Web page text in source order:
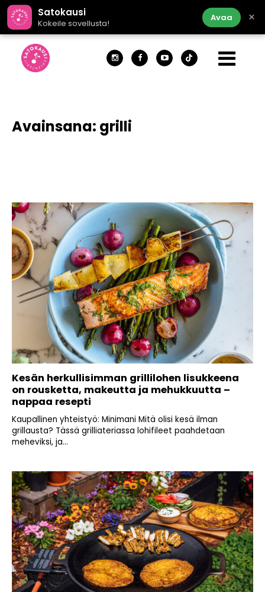
Satokausi
Kokeile sovellusta!
Avaa ×
Avainsana: grilli
Kesän herkullisimman grillilohen lisukkeena
on rousketta, makeutta ja mehukkuutta –
nappaa resepti
Kaupallinen yhteistyö: Minimani Mitä olisi kesä ilman
grillausta? Tässä grilliateriassa lohifileet paahdetaan
meheviksi, ja...